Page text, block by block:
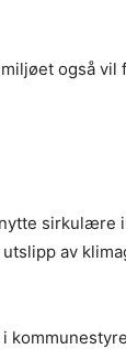
også vil
sirkulære
av